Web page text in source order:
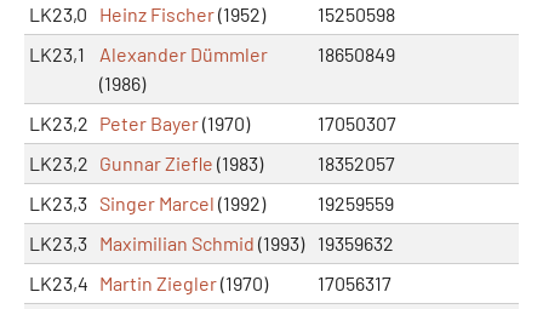
LK23,0
Heinz Fischer(1952)
15250598
LK23,1
Alexander Dümmler
(1986)
18650849
LK23,2 Peter Bayer(1970)
17050307
LK23,2 Gunnar Ziefle (1983)
18352057
LK23,3 Singer Marcel (1992)
19259559
LK23,3 Maximilian Schmid (1993)
19359632
LK23,4 Martin Ziegler(1970)
17056317